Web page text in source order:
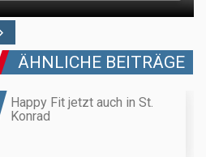
ÄHNLICHE BEITRÄGE
Happy Fit jetzt auch in St.
Konrad